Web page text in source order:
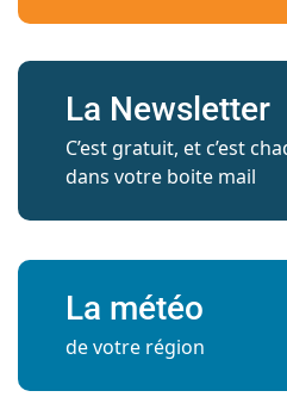
La Newsletter
C’est gratuit, et c’est
dans votre boite mail
La météo
de votre région